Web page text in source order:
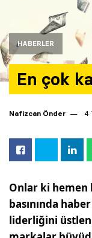
HABERLER
En çok
Nafizcan Önder 4
Onlar ki hemen
basınında
liderliğini